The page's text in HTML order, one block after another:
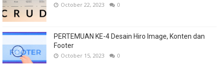
October 22, 2023 0
PERTEMUAN KE-4 Desain Hiro Image, Konten dan
Footer
October 15, 2023 0